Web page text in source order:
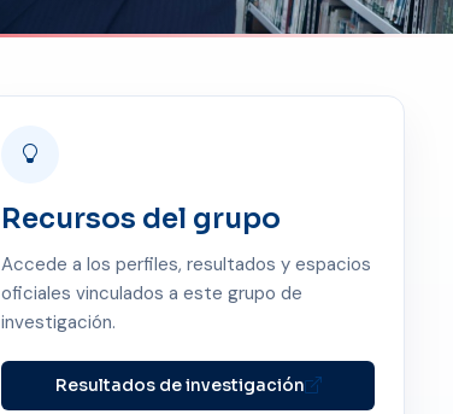
Recursos del grupo
Accede a los perfiles, resultados y espacios
oficiales vinculados a este grupo de
investigación.
Resultados de investigación